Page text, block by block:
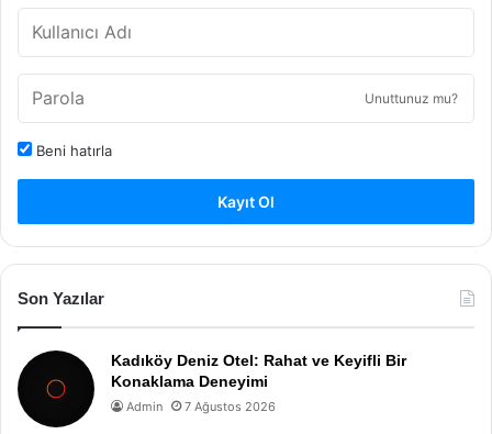
Unuttunuz mu?
Beni hatırla
Kayıt Ol
Son Yazılar
Kadıköy Deniz Otel: Rahat ve Keyifli Bir
Konaklama Deneyimi
Admin 7 Ağustos 2026